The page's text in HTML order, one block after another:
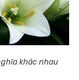
khác nhau